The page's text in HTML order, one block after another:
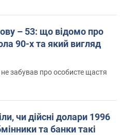
– 53: що відомо про
90-х та який вигляд
забував про особисте щастя
чи дійсні долари 1996
та банки такі